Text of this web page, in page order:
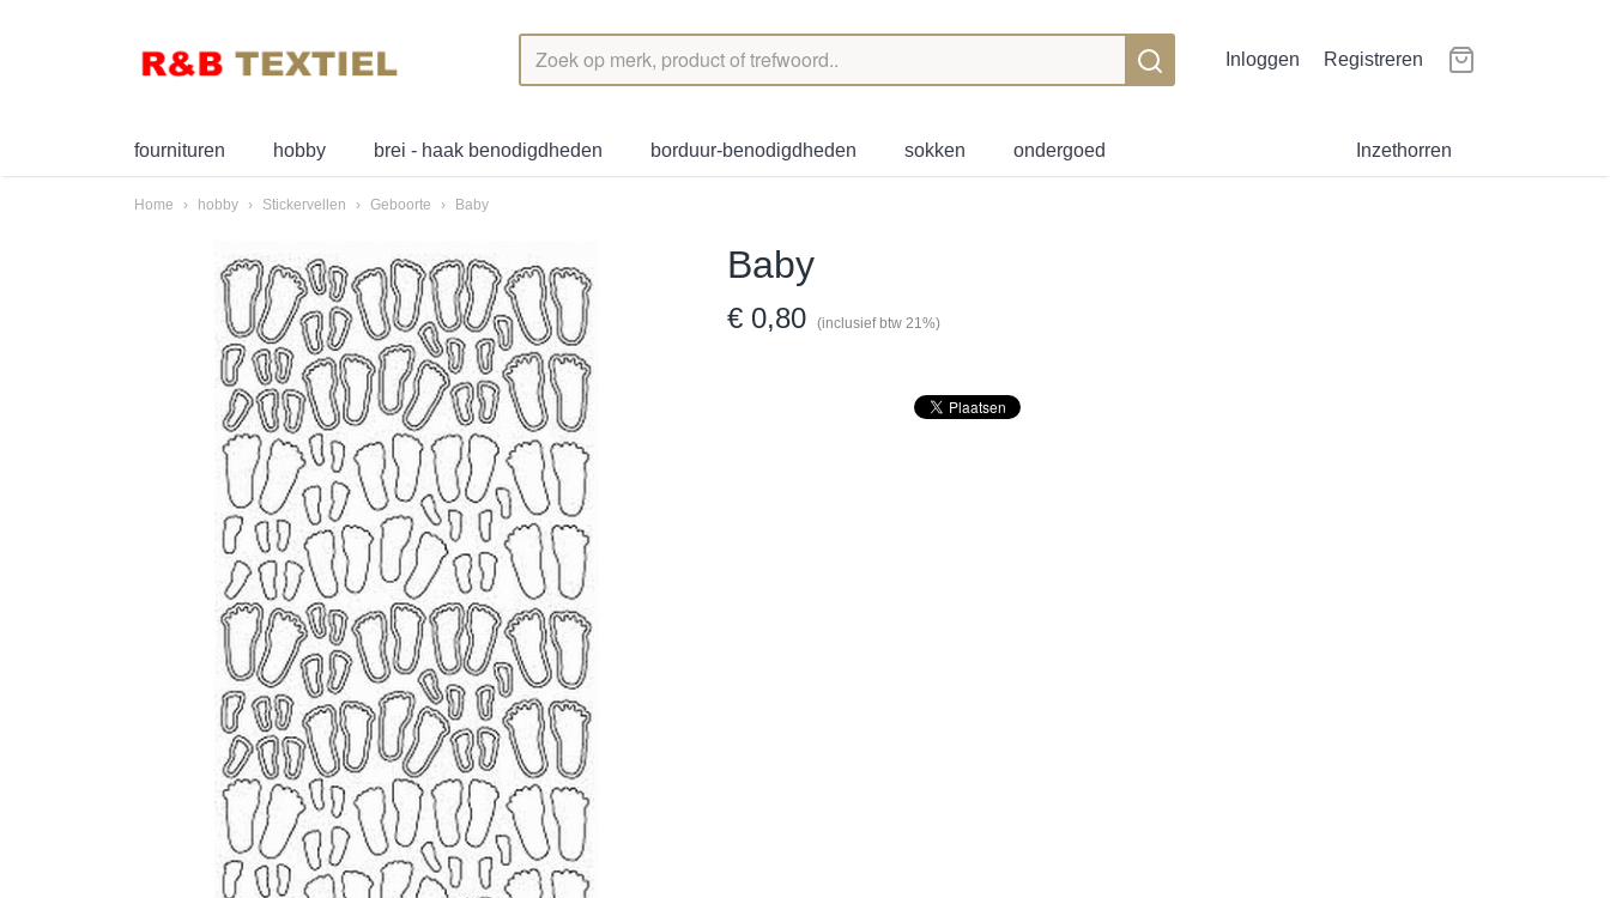
Inloggen Registreren
Inzethorren
fournituren hobby brei - haak benodigdheden borduur-benodigdheden sokken ondergoed
Home › hobby › Stickervellen › Geboorte › Baby
Baby
€ 0,80 (inclusief btw 21%)